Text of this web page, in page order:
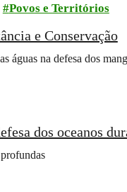
Povos e Territórios
e Conservação
águas na defesa dos
dos oceanos